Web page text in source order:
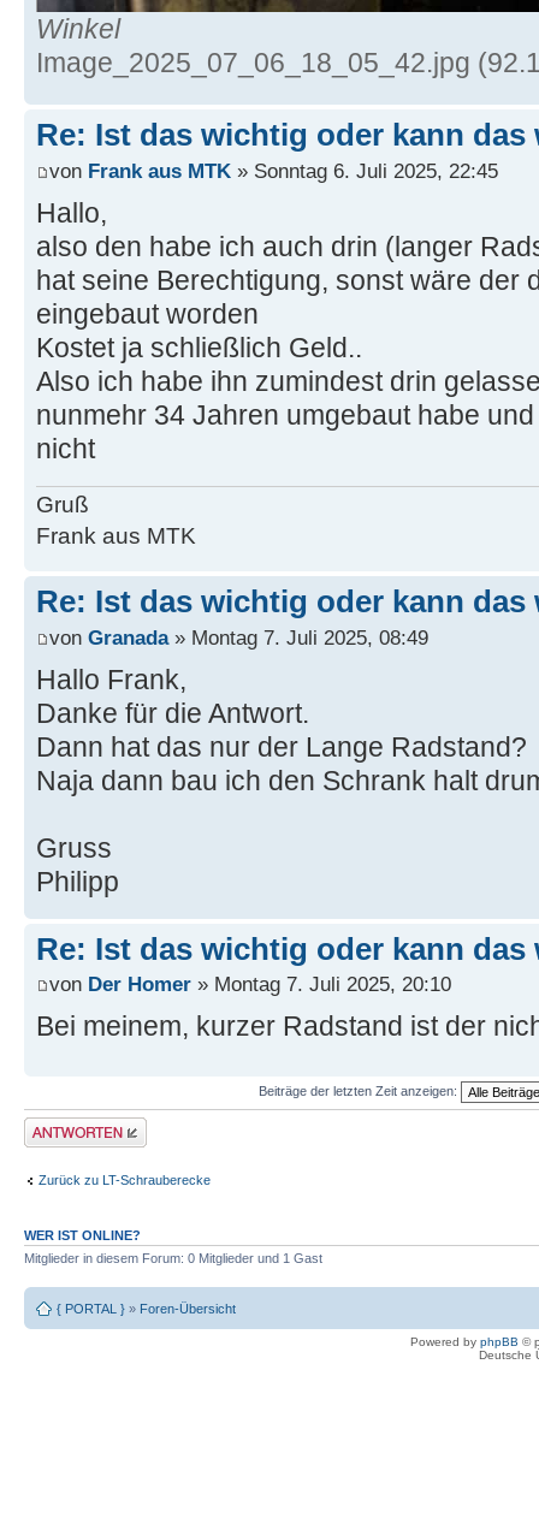
Winkel
Image_2025_07_06_18_05_42.jpg
Re: Ist das wichtig oder kann das
von Frank aus MTK » Sonntag 6. Juli 2025, 22:45
Hallo,
also den habe ich auch drin (langer
hat seine Berechtigung, sonst wäre der
eingebaut worden
Kostet ja schließlich Geld..
Also ich habe ihn zumindest drin
nunmehr 34 Jahren umgebaut habe
nicht
Gruß
Frank aus MTK
Re: Ist das wichtig oder kann das
von Granada» Montag 7. Juli 2025, 08:49
Hallo Frank,
Danke für die Antwort.
Dann hat das nur der Lange Radstand?
Naja dann bau ich den Schrank halt
Gruss
Philipp
Re: Ist das wichtig oder kann das
von Der Homer » Montag 7. Juli 2025, 20:10
Bei meinem, kurzer Radstand ist der
Beiträge der letzten Zeit anzeigen:
Antwort erstellen
Zurück zu LT-Schrauberecke
WER IST ONLINE?
Mitglieder in diesem Forum: 0 Mitglieder und 1 Gast
{ PORTAL } » Foren-Übersicht
Powered by phpBB ©
Deutsche